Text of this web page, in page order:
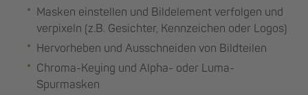
Masken einstellen und Bildelement verfolgen und
verpixeln (z.B. Gesichter, Kennzeichen oder Logos)
Hervorheben und Ausschneiden von Bildteilen
Chroma-Keying und Alpha- oder Luma-
Spurmasken